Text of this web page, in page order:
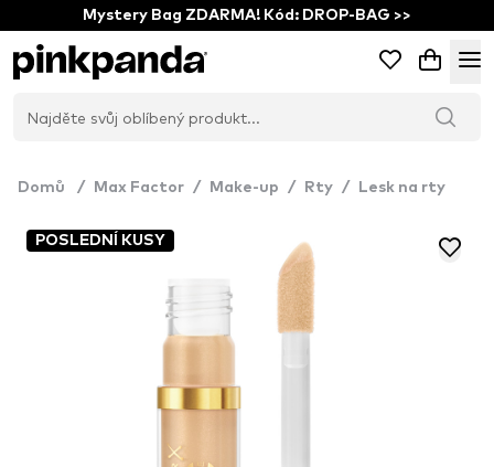
Mystery Bag ZDARMA! Kód: DROP-BAG >>
Domů / Max Factor / Make-up / Rty / Lesk na rty
POSLEDNÍ KUSY